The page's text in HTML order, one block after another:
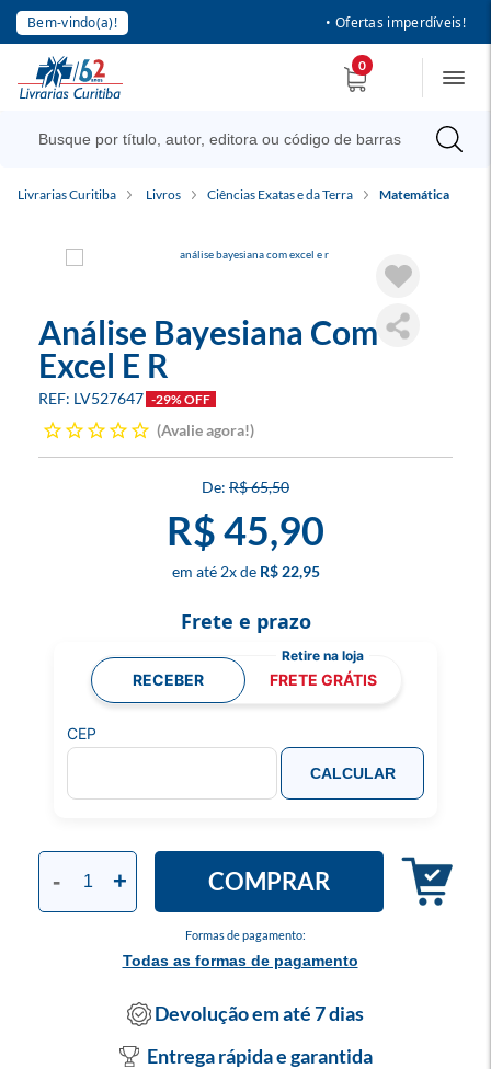
Bem-vindo(a)! • Ofertas imperdíveis!
0
Livrarias Curitiba Livros Ciências Exatas e da Terra Matemática
Análise Bayesiana Com
Excel E R
LV527647 -29% OFF
Avalie agora!
R$ 65,50
R$ 45,90
2x R$ 22,95
Formas de pagamento:
Todas as formas de pagamento
- + COMPRAR
Frete e prazo
RECEBER FRETE GRÁTIS
CEP
CALCULAR
Devolução em até 7 dias
Entrega rápida e garantida